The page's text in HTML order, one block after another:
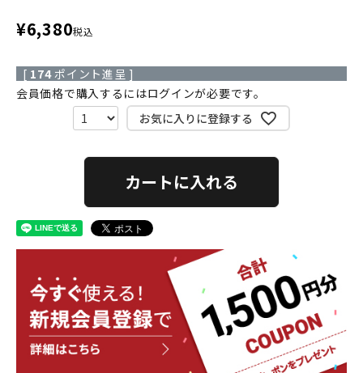
¥6,380税込
[ 174ポイント進呈 ]
会員価格で購入するにはログインが必要です。
お気に入りに登録する
カートに入れる